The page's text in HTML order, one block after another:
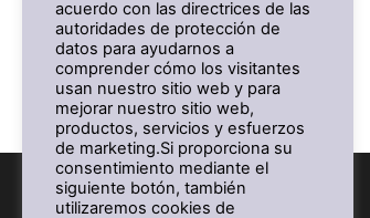
acuerdo con las directrices de las
autoridades de protección de
datos para ayudarnos a
comprender cómo los visitantes
usan nuestro sitio web y para
mejorar nuestro sitio web,
productos, servicios y esfuerzos
de marketing.Si proporciona su
consentimiento mediante el
siguiente botón, también
utilizaremos cookies de